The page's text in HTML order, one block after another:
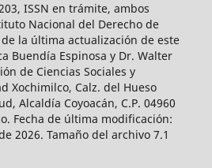
ISSN en trámite, ambos
Nacional del Derecho de
la última actualización de este
Buendía Espinosa y Dr. Walter
de Ciencias Sociales y
Xochimilco, Calz. del Hueso
Alcaldía Coyoacán, C.P. 04960
Fecha de última modificación:
2026. Tamaño del archivo 7.1